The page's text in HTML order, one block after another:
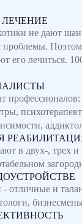
не дают
проблемы.
его лечиться.
в двух-, трех и
отличные и